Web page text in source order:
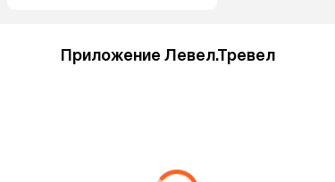
Приложение Левел.Тревел